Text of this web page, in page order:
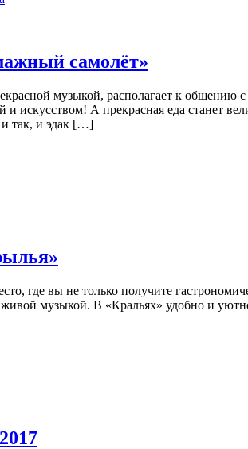
самолёт»
музыкой, располагает к
и искусством! А прекрасная еда станет
так, и эдак […]
где вы не только получите
музыкой. В «Кральях» удобно и